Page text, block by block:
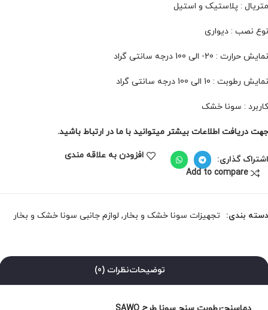
: پلاستیک و استیل
نصب : دیواری
حرارت : 20- الی 100 درجه سانتی گراد
رطوبت : 10 الی 100 درجه سانتی گراد
: سونا خشک
دریافت اطلاعات بیشتر میتوانید با ما در ارتباط باشید.
گذاری:
افزودن به علاقه مندی
Add to compare
بندی: تجهیزات سونا خشک و بخار, لوازم جانبی سونا خشک و بخار
توضیحاتنظرات (0)